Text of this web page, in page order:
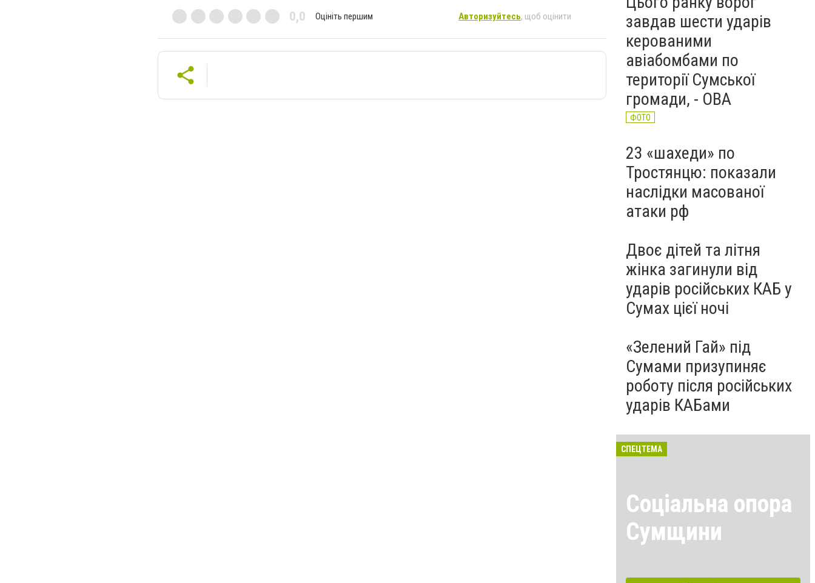
0,0 Оцініть першим Авторизуйтесь, щоб оцінити
завдав шести ударів
керованими
авіабомбами по
території Сумської
громади, - ОВА
ФОТО
23 «шахеди» по
Тростянцю: показали
наслідки масованої
атаки рф
Двоє дітей та літня
жінка загинули від
ударів російських КАБ у
Сумах цієї ночі
«Зелений Гай» під
Сумами призупиняє
роботу після російських
ударів КАБами
СПЕЦТЕМА
Соціальна опора
Сумщини